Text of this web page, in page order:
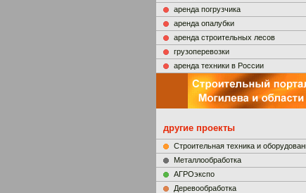
аренда погрузчика
аренда опалубки
аренда строительных лесов
грузоперевозки
аренда техники в России
другие проекты
Строительная техника и
Металлообработка
АГРОэкспо
Деревообработка